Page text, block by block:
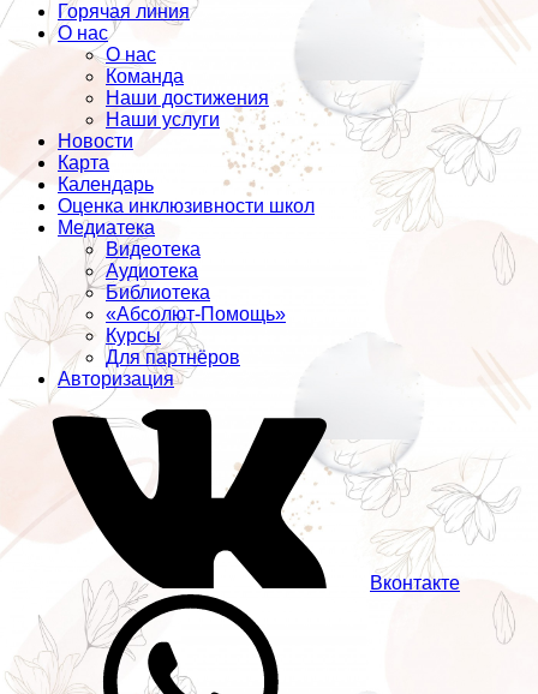
Горячая линия
О нас
О нас
Команда
Наши достижения
Наши услуги
Новости
Карта
Календарь
Оценка инклюзивности школ
Медиатека
Видеотека
Аудиотека
Библиотека
«Абсолют-Помощь»
Курсы
Для партнёров
Авторизация
Вконтакте